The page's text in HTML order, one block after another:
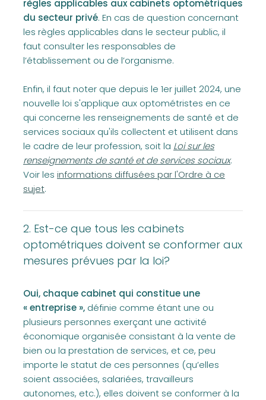
règles applicables aux cabinets optométriques
du secteur privé. En cas de question concernant
les règles applicables dans le secteur public, il
faut consulter les responsables de
l’établissement ou de l’organisme.
Enfin, il faut noter que depuis le 1er juillet 2024, une
nouvelle loi s'applique aux optométristes en ce
qui concerne les renseignements de santé et de
services sociaux qu'ils collectent et utilisent dans
le cadre de leur profession, soit la (opens in a new tab)
Loi sur les
renseignements de santé et de services sociaux.
Voir les informations diffusées par l'Ordre à ce
sujet.
2. Est-ce que tous les cabinets
optométriques doivent se conformer aux
mesures prévues par la loi?
Oui, chaque cabinet qui constitue une
« entreprise », définie comme étant une ou
plusieurs personnes exerçant une activité
économique organisée consistant à la vente de
bien ou la prestation de services, et ce, peu
importe le statut de ces personnes (qu’elles
soient associées, salariées, travailleurs
autonomes, etc.), elles doivent se conformer à la